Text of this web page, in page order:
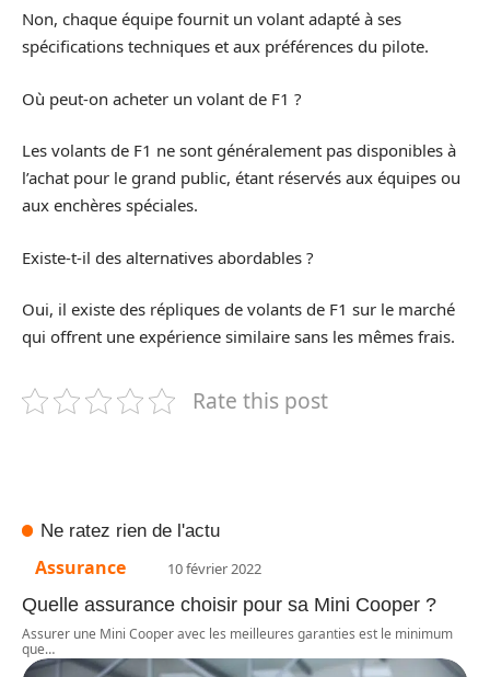
Non, chaque équipe fournit un volant adapté à ses
spécifications techniques et aux préférences du pilote.
Où peut-on acheter un volant de F1 ?
Les volants de F1 ne sont généralement pas disponibles à
l’achat pour le grand public, étant réservés aux équipes ou
aux enchères spéciales.
Existe-t-il des alternatives abordables ?
Oui, il existe des répliques de volants de F1 sur le marché
qui offrent une expérience similaire sans les mêmes frais.
Rate this post
Ne ratez rien de l'actu
Assurance 10 février 2022
Quelle assurance choisir pour sa Mini Cooper ?
Assurer une Mini Cooper avec les meilleures garanties est le minimum
que…